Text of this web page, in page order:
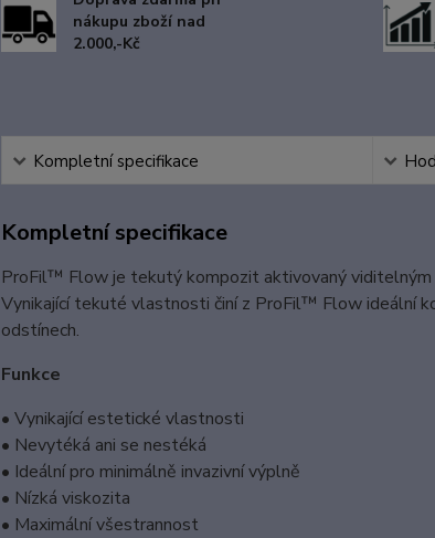
nákupu zboží nad
2.000,-Kč
Kompletní specifikace
Kompletní specifikace
ProFil™ Flow je tekutý kompozit aktivovaný
Vynikající tekuté vlastnosti činí z ProFil™ Flow ideální
odstínech.
Funkce
• Vynikající estetické vlastnosti
• Nevytéká ani se nestéká
• Ideální pro minimálně invazivní výplně
• Nízká viskozita
• Maximální všestrannost